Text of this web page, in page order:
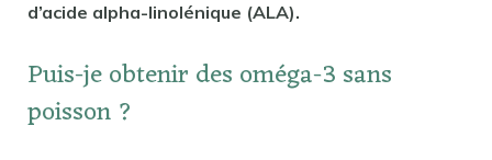
d’acide alpha-linolénique (ALA).
Puis-je obtenir des oméga-3 sans
poisson ?